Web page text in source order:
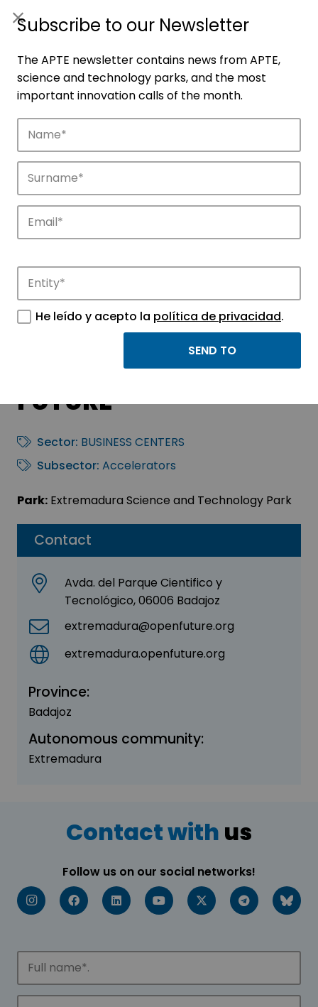
Companies
Discover the companies that drive
innovation in APTE’s parks.
Contact
Avda. del Parque Cientifico y
Tecnológico, 06006 Badajoz
extremadura@openfuture.org
extremadura.openfuture.org
Province:
Badajoz
Autonomous community:
Extremadura
LA ATALAYA-
EXTREMADURA OPEN
FUTURE
Sector: BUSINESS CENTERS
Subsector: Accelerators
Park: Extremadura Science and Technology Park
Contact with us
Follow us on our social networks!
Subscribe to our Newsletter
The APTE newsletter contains news from APTE,
science and technology parks, and the most
important innovation calls of the month.
He leído y acepto la política de privacidad.